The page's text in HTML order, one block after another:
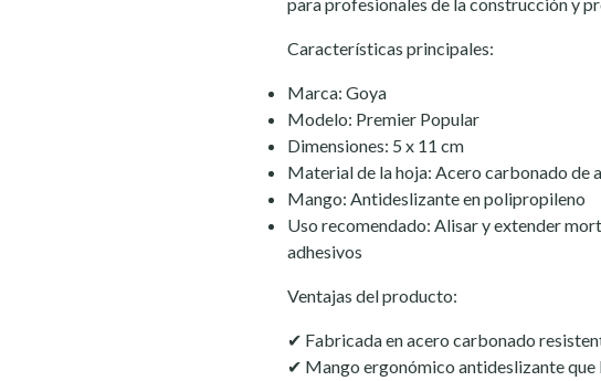
Características principales:
Marca: Goya
Modelo: Premier Popular
Dimensiones: 5 x 11 cm
Material de la hoja: Acero carbonado de
Mango: Antideslizante en polipropileno
Uso recomendado: Alisar y extender
adhesivos
Ventajas del producto:
✔ Fabricada en acero carbonado
✔ Mango ergonómico antideslizante